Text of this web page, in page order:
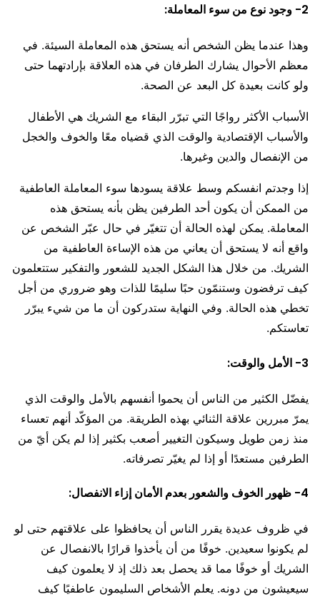
2- وجود نوع من سوء المعاملة:
وهذا عندما يظن الشخص أنه يستحق هذه المعاملة السيئة. في
معظم الأحوال يشارك الطرفان في هذه العلاقة بإرادتهما حتى
ولو كانت بعيدة كل البعد عن الصحة.
الأسباب الأكثر رواجًا التي تبرّر البقاء مع الشريك هي الأطفال
والأسباب الإقتصادية والوقت الذي قضياه معًا والخوف والخجل
من الإنفصال والدين وغيرها.
إذا وجدتم انفسكم وسط علاقة يسودها سوء المعاملة العاطفية
من الممكن أن يكون أحد الطرفين يظن بأنه يستحق هذه
المعاملة. يمكن لهذه الحالة أن تتغيّر في حال عبّر الشخص عن
واقع أنه لا يستحق أن يعاني من هذه الإساءة العاطفية من
الشريك. من خلال هذا الشكل الجديد للشعور والتفكير ستتعلمون
كيف ترفضون وستنمّون حبًا سليمًا للذات وهو ضروري من أجل
تخطي هذه الحالة. وفي النهاية ستدركون أن ما من شيء يبرّر
تعاستكم.
3- الأمل والوقت:
يفضّل الكثير من الناس أن يحموا أنفسهم بالأمل والوقت الذي
يمرّ مبررين علاقة الثنائي بهذه الطريقة. من المؤكّد أنهم تعساء
منذ زمن طويل وسيكون التغيير أصعب بكثير إذا لم يكن أيّ من
الطرفين مستعدًا أو إذا لم يغيّر تصرفاته.
4- ظهور الخوف والشعور بعدم الأمان إزاء الانفصال:
في ظروف عديدة يقرر الناس أن يحافظوا على علاقتهم حتى لو
لم يكونوا سعيدين. خوفًا من أن يأخذوا قرارًا بالانفصال عن
الشريك أو خوفًا مما قد يحصل بعد ذلك إذ لا يعلمون كيف
سيعيشون من دونه. يعلم الأشخاص السليمون عاطفيًا كيف